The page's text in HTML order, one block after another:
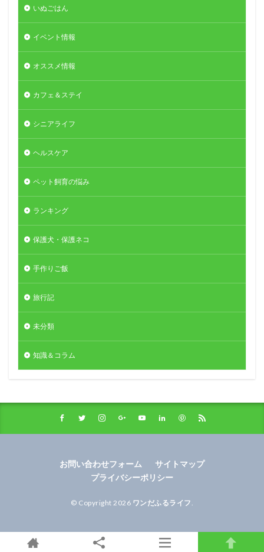
いぬごはん
イベント情報
オススメ情報
カフェ＆ステイ
シニアライフ
ヘルスケア
ペット飼育の悩み
ランキング
保護犬・保護ネコ
手作りご飯
旅行記
未分類
知識＆コラム
お問い合わせフォーム
サイトマップ
プライバシーポリシー
© Copyright 2026 ワンだふるライフ